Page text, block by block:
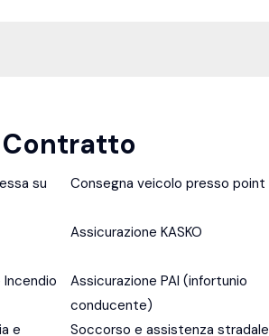
su
Consegna veicolo presso point
Assicurazione KASKO
Assicurazione PAI (infortunio
conducente)
e
Soccorso e assistenza stradale